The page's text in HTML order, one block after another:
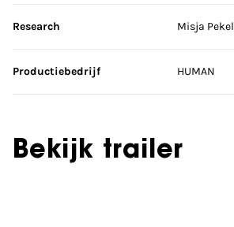
Research Misja Pekel
Productiebedrijf HUMAN
Bekijk trailer